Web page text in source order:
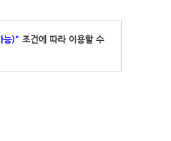
능)" 조건에 따라 이용할 수